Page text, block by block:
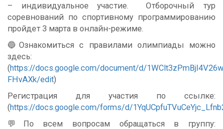
– индивидуальное участие. Отборочный тур
соревнований по спортивному программированию
пройдет 3 марта в онлайн-режиме.
🔵Ознакомиться с правилами олимпиады можно
здесь:
(https://docs.google.com/document/d/
FHvAXk/edit)
Регистрация для участия по ссылке:
(https://docs.google.com/forms/d/
💬По всем вопросам обращаться в группу: